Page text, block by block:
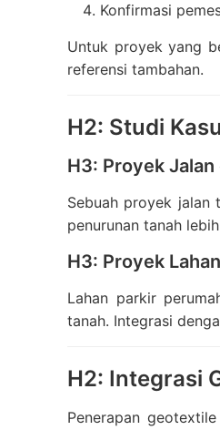
Konfirmasi
Untuk proyek yang
referensi tambahan.
H2: Studi
H3: Proyek Jalan
Sebuah proyek jalan
penurunan tanah
H3: Proyek
Lahan parkir
tanah. Integrasi
H2: Integrasi
Penerapan